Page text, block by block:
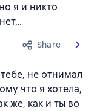
я и никто
Share
не отнимал
что я хотела,
же, как и ты во